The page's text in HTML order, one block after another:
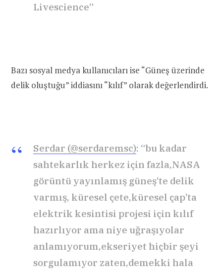
Livescience”
Bazı sosyal medya kullanıcıları ise “Güneş üzerinde
delik oluştuğu” iddiasını “kılıf” olarak değerlendirdi.
Serdar (@serdaremsc): “bu kadar
sahtekarlık herkez için fazla,NASA
görüntü yayınlamış güneş’te delik
varmış, küresel çete,küresel çap’ta
elektrik kesintisi projesi için kılıf
hazırlıyor ama niye uğraşıyolar
anlamıyorum,ekseriyet hiçbir şeyi
sorgulamıyor zaten,demekki hala